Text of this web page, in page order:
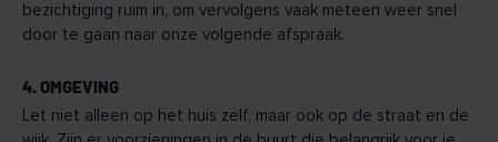
bezichtiging ruim in, om vervolgens vaak meteen weer snel
door te gaan naar onze volgende afspraak.
4. OMGEVING
Let niet alleen op het huis zelf, maar ook op de straat en de